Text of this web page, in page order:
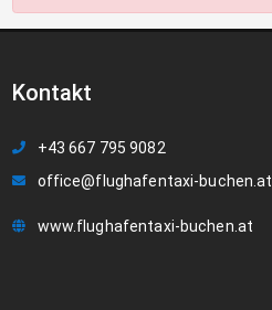
Kontakt
+43 667 795 9082
office@flughafentaxi-buchen.at
www.flughafentaxi-buchen.at